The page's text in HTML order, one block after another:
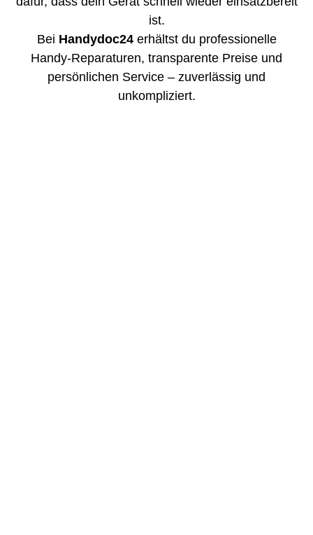
ist.
Bei Handydoc24erhältst du professionelle
Handy-Reparaturen, transparente Preise und
persönlichen Service – zuverlässig und
unkompliziert.